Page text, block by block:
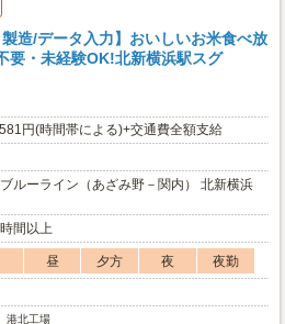
製造/データ入力】おいしいお米食べ放
要・未経験OK!北新横浜駅スグ
円(時間帯による)+交通費全額支給
ルーライン（あざみ野－関内） 北新横浜
間以上
昼 夕方 夜
夜勤
港北工場